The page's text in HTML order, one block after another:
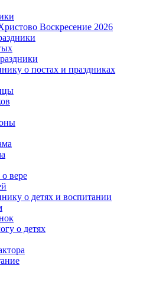
Воскресение 2026
о постах и праздниках
вере
о детях и воспитании
о детях